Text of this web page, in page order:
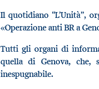
Il quotidiano “L’Unità”,
«Operazione anti BR a
Tutti gli organi di
quella di Genova,
inespugnabile.